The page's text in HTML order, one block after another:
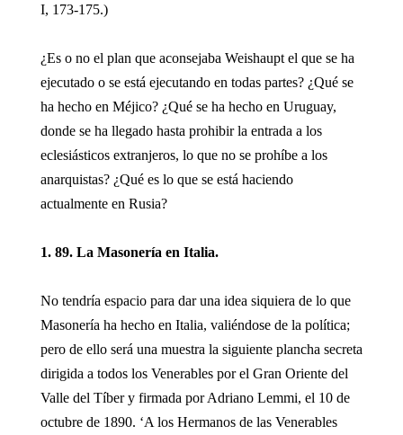
I, 173-175.)
¿Es o no el plan que aconsejaba Weishaupt el que se ha
ejecutado o se está ejecutando en todas partes? ¿Qué se
ha hecho en Méjico? ¿Qué se ha hecho en Uruguay,
donde se ha llegado hasta prohibir la entrada a los
eclesiásticos extranjeros, lo que no se prohíbe a los
anarquistas? ¿Qué es lo que se está haciendo
actualmente en Rusia?
1. 89. La Masonería en Italia.
No tendría espacio para dar una idea siquiera de lo que
Masonería ha hecho en Italia, valiéndose de la política;
pero de ello será una muestra la siguiente plancha secreta
dirigida a todos los Venerables por el Gran Oriente del
Valle del Tíber y firmada por Adriano Lemmi, el 10 de
octubre de 1890. ‘A los Hermanos de las Venerables